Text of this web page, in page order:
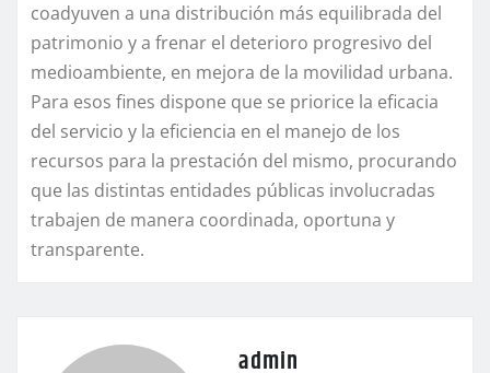
coadyuven a una distribución más equilibrada del
patrimonio y a frenar el deterioro progresivo del
medioambiente, en mejora de la movilidad urbana.
Para esos fines dispone que se priorice la eficacia
del servicio y la eficiencia en el manejo de los
recursos para la prestación del mismo, procurando
que las distintas entidades públicas involucradas
trabajen de manera coordinada, oportuna y
transparente.
admin